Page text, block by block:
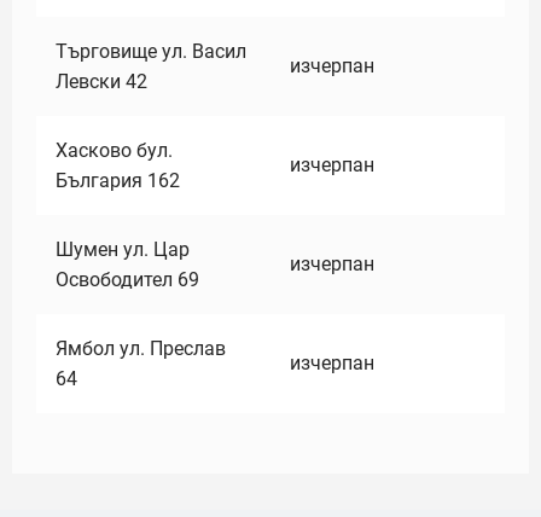
Търговище ул. Васил
Левски 42
изчерпан
Хасково бул.
България 162
изчерпан
Шумен ул. Цар
Освободител 69
изчерпан
Ямбол ул. Преслав
64
изчерпан